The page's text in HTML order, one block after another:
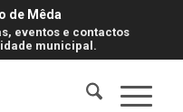
de Mêda
eventos e contactos
municipal.